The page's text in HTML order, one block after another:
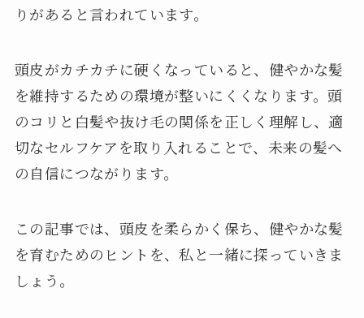
りがあると言われています。
頭皮がカチカチに硬くなっていると、健やかな髪
を維持するための環境が整いにくくなります。頭
のコリと白髪や抜け毛の関係を正しく理解し、適
切なセルフケアを取り入れることで、未来の髪へ
の自信につながります。
この記事では、頭皮を柔らかく保ち、健やかな髪
を育むためのヒントを、私と一緒に探っていきま
しょう。